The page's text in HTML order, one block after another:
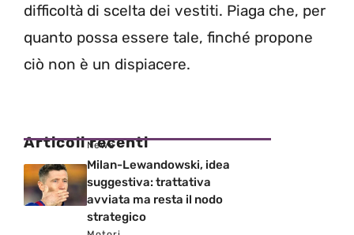
difficoltà di scelta dei vestiti. Piaga che, per
quanto possa essere tale, finché propone
ciò non è un dispiacere.
Articoli recenti
News
Milan-Lewandowski, idea
suggestiva: trattativa
avviata ma resta il nodo
strategico